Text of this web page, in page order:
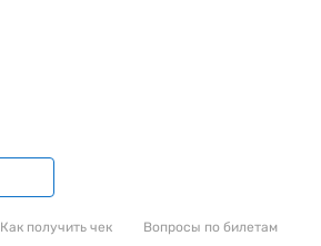
Как получить чек Вопросы по билетам